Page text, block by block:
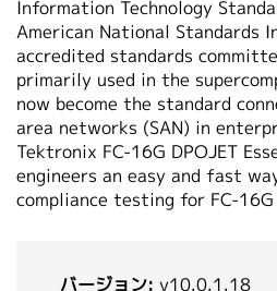
Information Technology
American National Standards
accredited standards
primarily used in the
now become the standard
area networks (SAN) in
Tektronix FC-16G DPOJET
engineers an easy and fast
compliance testing for FC-16G
バージョン: v10.0.1.18